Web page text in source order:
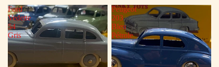
Ford
Vedette
54
Gris
Peugeot
203
Bleu
Pétrole